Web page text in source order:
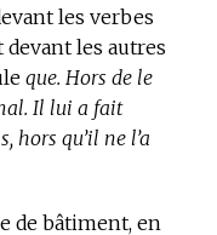
les verbes
devant les autres
que. Hors de le
Il lui a fait
hors qu’il ne l’a
de bâtiment, en